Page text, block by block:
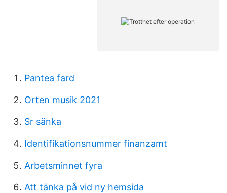
Pantea fard
Orten musik 2021
Sr sänka
Identifikationsnummer finanzamt
Arbetsminnet fyra
Att tänka på vid ny hemsida